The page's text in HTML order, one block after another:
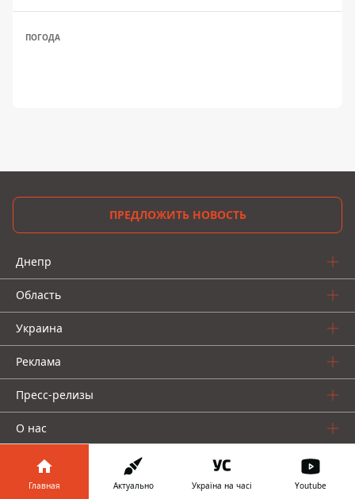
ПОГОДА
ПРЕДЛОЖИТЬ НОВОСТЬ
Днепр
Область
Украина
Реклама
Пресс-релизы
О нас
Главная Актуально Україна на часі Youtube